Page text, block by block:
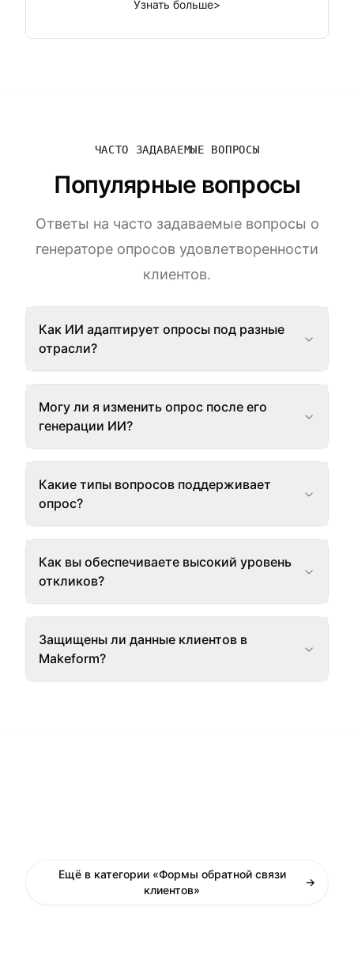
Узнать больше>
ЧАСТО ЗАДАВАЕМЫЕ ВОПРОСЫ
Популярные вопросы
Ответы на часто задаваемые вопросы о
генераторе опросов удовлетворенности
клиентов.
Как ИИ адаптирует опросы под разные
отрасли?
Могу ли я изменить опрос после его
генерации ИИ?
Какие типы вопросов поддерживает
опрос?
Как вы обеспечиваете высокий уровень
откликов?
Защищены ли данные клиентов в
Makeform?
Ещё в категории «Формы обратной связи
клиентов»
→